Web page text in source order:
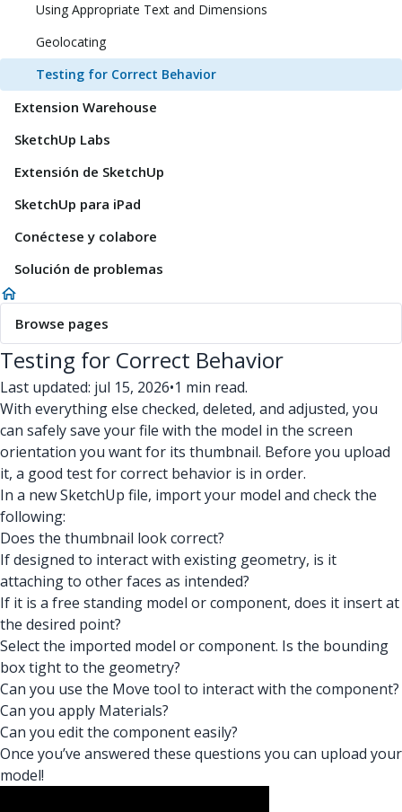
Using Appropriate Text and Dimensions
Geolocating
Testing for Correct Behavior
Extension Warehouse
SketchUp Labs
Extensión de SketchUp
SketchUp para iPad
Conéctese y colabore
Solución de problemas
Browse pages
Testing for Correct Behavior
Last updated: jul 15, 2026•1 min read.
With everything else checked, deleted, and adjusted, you
can safely save your file with the model in the screen
orientation you want for its thumbnail. Before you upload
it, a good test for correct behavior is in order.
In a new SketchUp file, import your model and check the
following:
Does the thumbnail look correct?
If designed to interact with existing geometry, is it
attaching to other faces as intended?
If it is a free standing model or component, does it insert at
the desired point?
Select the imported model or component. Is the bounding
box tight to the geometry?
Can you use the Move tool to interact with the component?
Can you apply Materials?
Can you edit the component easily?
Once you’ve answered these questions you can upload your
model!